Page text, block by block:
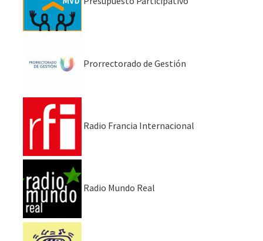
Prorrectorado de Gestión
Radio Francia Internacional
Radio Mundo Real